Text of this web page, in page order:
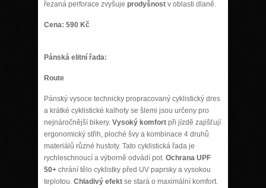
řezaná perforace zvyšuje prodyšnost v oblasti dlaně.
Cena: 590 Kč
Pánská elitní řada:
Route
Pánský vysoce technicky propracovaný cyklistický dres
a krátké cyklistické kalhoty se šlemi jsou určeny pro
nejnáročnější bikery. Vysoký komfort při jízdě zajišťují
ergonomický střih, ploché švy a kombinace 4 druhů
materiálů různé hustoty. Tato cyklistická řada je
rychleschnoucí a výborně odvádí pot. Ochrana UPF
50+ chrání tělo cyklistky před UV paprsky a vysokou
teplotou. Chladivý efekt se stará o maximální komfort.